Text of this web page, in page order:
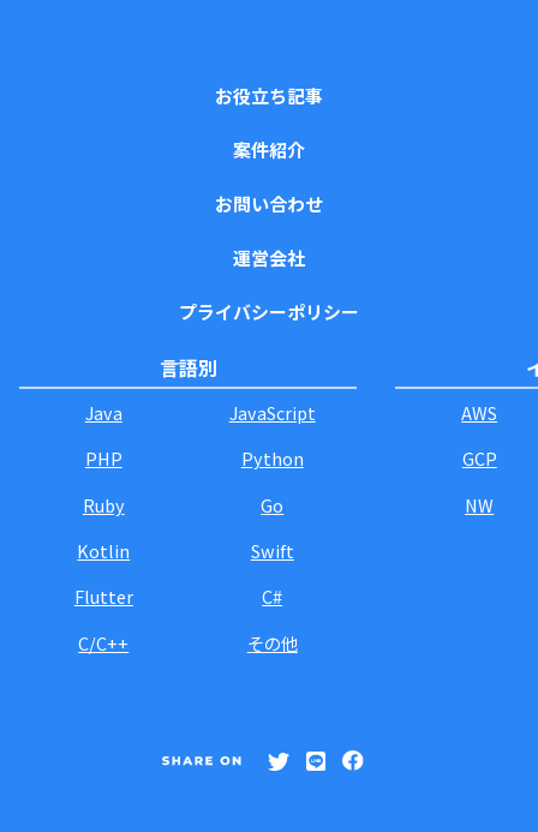
お役立ち記事
案件紹介
お問い合わせ
運営会社
プライバシーポリシー
言語別
Java
JavaScript
PHP
Python
Ruby
Go
Kotlin
Swift
Flutter
C#
C/C++
その他
AWS
GCP
NW